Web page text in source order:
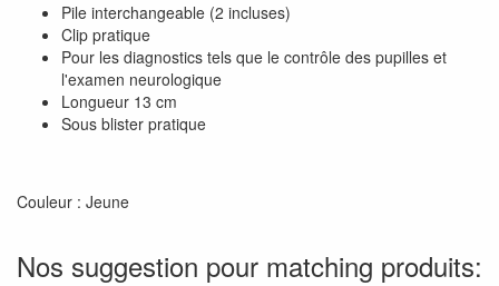
Pile interchangeable (2 incluses)
Clip pratique
Pour les diagnostics tels que le contrôle des pupilles et
l'examen neurologique
Longueur 13 cm
Sous blister pratique
Couleur : Jeune
Nos suggestion pour matching produits: